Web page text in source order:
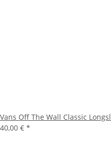
Vans Off The Wall Classic
40,00 € *